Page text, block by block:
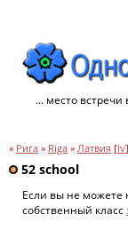
... место встречи
» Рига » Riga » Латвия [lv]
52 school
Если вы не можете
собственный класс